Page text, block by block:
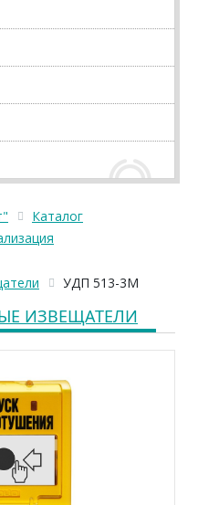
Каталог
УДП 513-3М
ИЗВЕЩАТЕЛИ